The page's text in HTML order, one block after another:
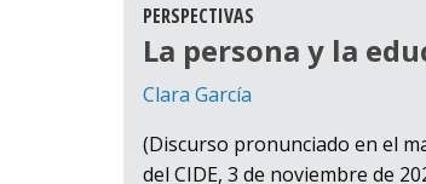
PERSPECTIVAS
La persona y la
Clara García
(Discurso pronunciado en el
del CIDE, 3 de noviembre de